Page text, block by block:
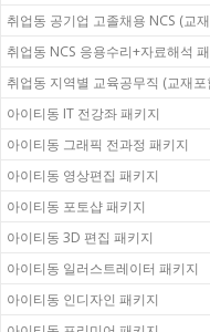
취업동 공기업 고졸채용 NCS (교
취업동 NCS 응용수리+자료해석
취업동 지역별 교육공무직 (교재포
아이티동 IT 전강좌 패키지
아이티동 그래픽 전과정 패키지
아이티동 영상편집 패키지
아이티동 포토샵 패키지
아이티동 3D 편집 패키지
아이티동 일러스트레이터 패키지
아이티동 인디자인 패키지